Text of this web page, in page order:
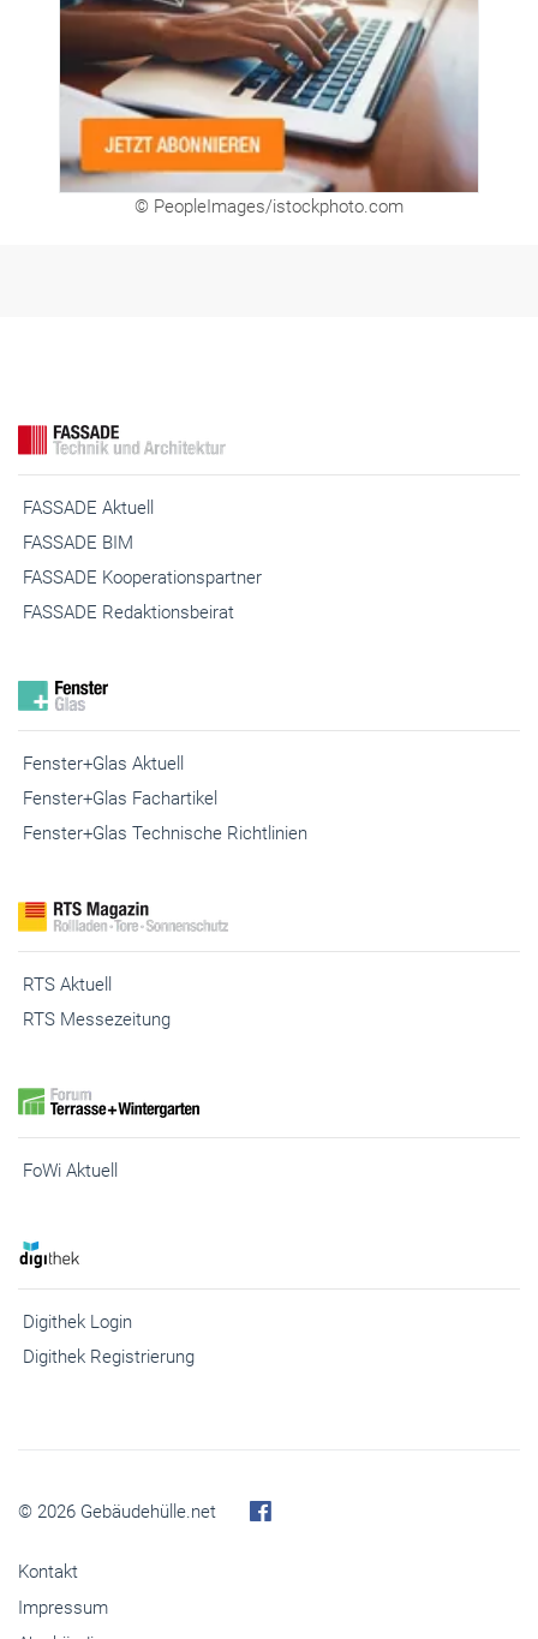
© PeopleImages/istockphoto.com
FASSADE Aktuell
FASSADE BIM
FASSADE Kooperationspartner
FASSADE Redaktionsbeirat
Fenster+Glas Aktuell
Fenster+Glas Fachartikel
Fenster+Glas Technische Richtlinien
RTS Aktuell
RTS Messezeitung
FoWi Aktuell
Digithek Login
Digithek Registrierung
Impressum
Abo kündigen